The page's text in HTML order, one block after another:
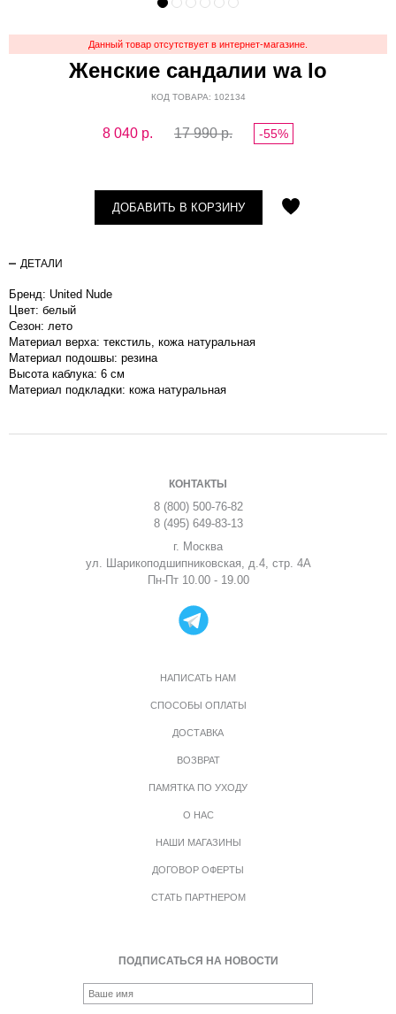
Данный товар отсутствует в интернет-магазине.
Женские сандалии wa lo
КОД ТОВАРА: 102134
8 040 р. 17 990 р. -55%
ДОБАВИТЬ В КОРЗИНУ
ДЕТАЛИ
Бренд: United Nude
Цвет: белый
Сезон: лето
Материал верха: текстиль, кожа натуральная
Материал подошвы: резина
Высота каблука: 6 см
Материал подкладки: кожа натуральная
КОНТАКТЫ
8 (800) 500-76-82
8 (495) 649-83-13
г. Москва
ул. Шарикоподшипниковская, д.4, стр. 4А
Пн-Пт 10.00 - 19.00
НАПИСАТЬ НАМ
СПОСОБЫ ОПЛАТЫ
ДОСТАВКА
ВОЗВРАТ
ПАМЯТКА ПО УХОДУ
О НАС
НАШИ МАГАЗИНЫ
ДОГОВОР ОФЕРТЫ
СТАТЬ ПАРТНЕРОМ
ПОДПИСАТЬСЯ НА НОВОСТИ